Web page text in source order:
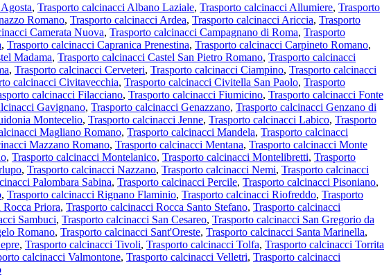
, Trasporto calcinacci Albano Laziale, Trasporto calcinacci Allumiere, Trasporto
Romano, Trasporto calcinacci Ardea, Trasporto calcinacci Ariccia, Trasporto
Camerata Nuova, Trasporto calcinacci Campagnano di Roma, Trasporto
, Trasporto calcinacci Capranica Prenestina, Trasporto calcinacci Carpineto Romano,
Madama, Trasporto calcinacci Castel San Pietro Romano, Trasporto calcinacci
, Trasporto calcinacci Cerveteri, Trasporto calcinacci Ciampino, Trasporto calcinacci
calcinacci Civitavecchia, Trasporto calcinacci Civitella San Paolo, Trasporto
calcinacci Filacciano, Trasporto calcinacci Fiumicino, Trasporto calcinacci Fonte
Gavignano, Trasporto calcinacci Genazzano, Trasporto calcinacci Genzano di
Montecelio, Trasporto calcinacci Jenne, Trasporto calcinacci Labico, Trasporto
Magliano Romano, Trasporto calcinacci Mandela, Trasporto calcinacci
Mazzano Romano, Trasporto calcinacci Mentana, Trasporto calcinacci Monte
, Trasporto calcinacci Montelanico, Trasporto calcinacci Montelibretti, Trasporto
, Trasporto calcinacci Nazzano, Trasporto calcinacci Nemi, Trasporto calcinacci
Palombara Sabina, Trasporto calcinacci Percile, Trasporto calcinacci Pisoniano,
, Trasporto calcinacci Rignano Flaminio, Trasporto calcinacci Riofreddo, Trasporto
Priora, Trasporto calcinacci Rocca Santo Stefano, Trasporto calcinacci
Sambuci, Trasporto calcinacci San Cesareo, Trasporto calcinacci San Gregorio da
Romano, Trasporto calcinacci Sant'Oreste, Trasporto calcinacci Santa Marinella,
, Trasporto calcinacci Tivoli, Trasporto calcinacci Tolfa, Trasporto calcinacci Torrita
calcinacci Valmontone, Trasporto calcinacci Velletri, Trasporto calcinacci